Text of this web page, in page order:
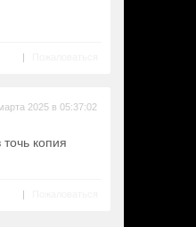
|
2025 в 05:37:02
копия
|